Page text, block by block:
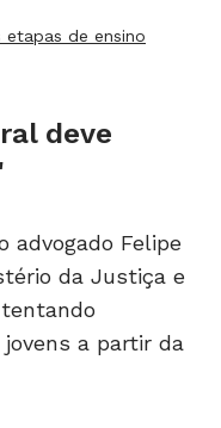
etapas de ensino
deve
advogado Felipe
da Justiça e
a partir da